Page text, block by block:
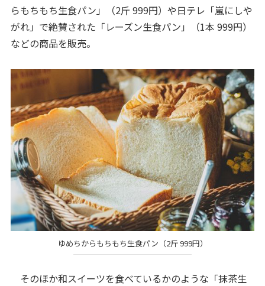
らもちもち生食パン」（2斤 999円）や日テレ「嵐にしや
がれ」で絶賛された「レーズン生食パン」（1本 999円）
などの商品を販売。
ゆめちからもちもち生食パン（2斤 999円）
そのほか和スイーツを食べているかのような「抹茶生